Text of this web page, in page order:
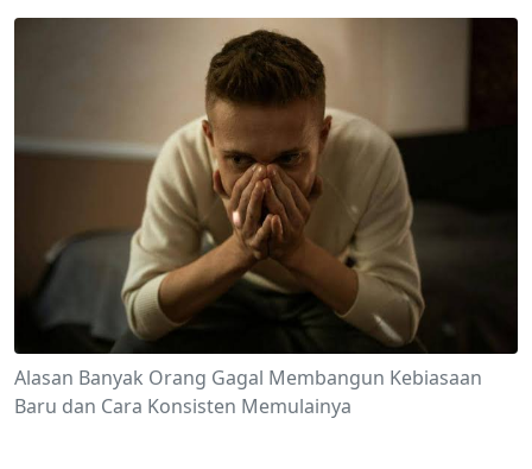
Alasan Banyak Orang Gagal Membangun Kebiasaan
Baru dan Cara Konsisten Memulainya